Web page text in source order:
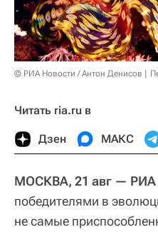
© РИА Новости / Антон Денисов
Читать ria.ru в
Дзен МАКС
МОСКВА, 21 авг — РИА
победителями в
не самые